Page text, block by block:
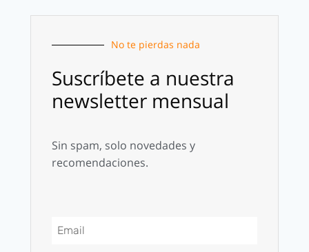
No te pierdas nada
Suscríbete a nuestra
newsletter mensual
Sin spam, solo novedades y
recomendaciones.